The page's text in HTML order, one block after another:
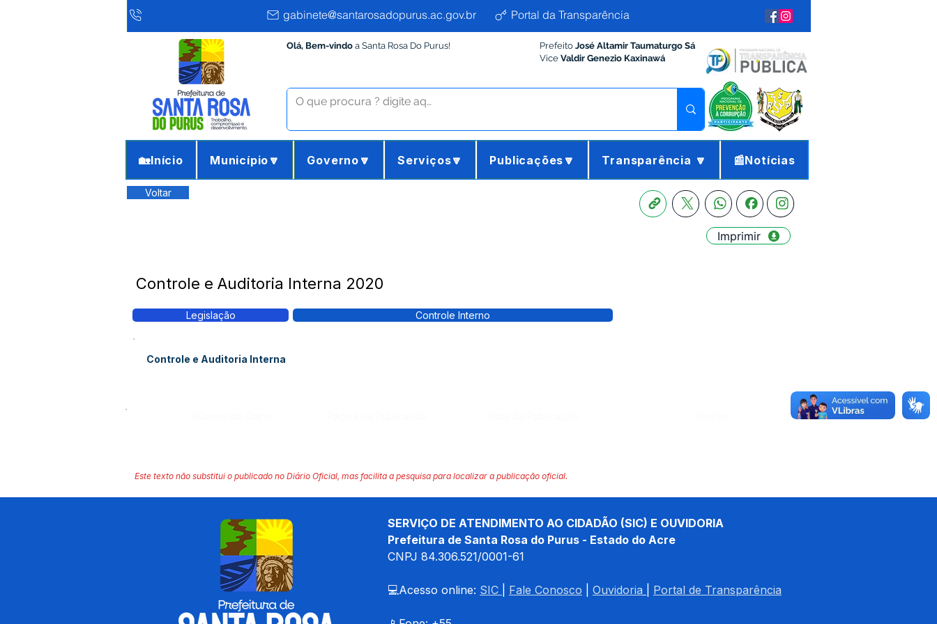
gabinete@santarosadopurus.ac.gov.br Portal da Transparência
Olá, Bem-vindo a Santa Rosa Do Purus! Prefeito José Altamir Taumaturgo Sá
Vice Valdir Genezio Kaxinawá
🏡Início Município🔽 Governo🔽 Serviços🔽 Publicações🔽 Transparência 🔽 📰Notícias
Voltar
Imprimir
Controle e Auditoria Interna 2020
Legislação Controle Interno
Controle e Auditoria Interna
Este texto não substitui o publicado no Diário Oficial, mas facilita a pesquisa para localizar a publicação oficial.
SERVIÇO DE ATENDIMENTO AO CIDADÃO (SIC) E OUVIDORIA
Prefeitura de Santa Rosa do Purus - Estado do Acre
CNPJ 84.306.521/0001-61
💻Acesso online: SIC Fale Conosco Ouvidoria Portal de Transparência